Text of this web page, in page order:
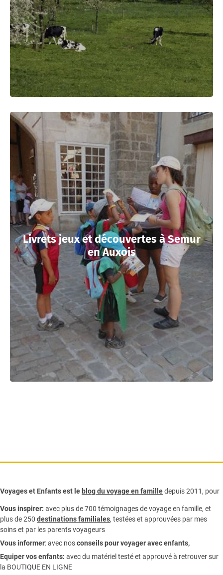
Livrets jeux et découvertes à Semur
en Auxois
Voyages et Enfants est le blog du voyage en familledepuis 2011, pour
Vous inspirer: avec plus de 700 témoignages devoyage en famille, et
plus de 250 destinations familiales, testées et approuvées par mes
soins et par les parents voyageurs
Vous informer:avec nosconseils pour voyager avec enfants,
Equiper vos enfants: avec du matériel testé et approuvé à retrouver sur
la BOUTIQUE EN LIGNE